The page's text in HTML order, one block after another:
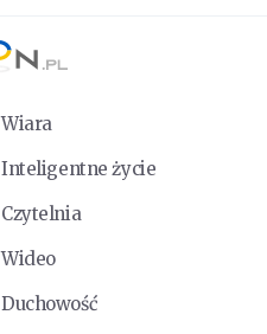
Wiara
Inteligentne życie
Czytelnia
Wideo
Duchowość